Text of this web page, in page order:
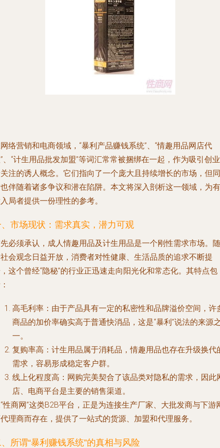
络营销和电商领域，“暴利产品赚钱系统”、“情趣用品网店代
、“计生用品批发加盟”等词汇常常被捆绑在一起，作为吸引创业
注的诱人概念。它们指向了一个庞大且持续增长的市场，但同
伴随着诸多争议和潜在陷阱。本文将深入剖析这一领域，为有
局者提供一份理性的参考。
市场现状：需求真实，潜力可观
必须承认，成人情趣用品及计生用品是一个刚性需求市场。随
会观念日益开放，消费者对性健康、生活品质的追求不断提
这个曾经“隐秘”的行业正迅速走向阳光化和常态化。其特点包
高毛利率 ：由于产品具有一定的私密性和品牌溢价空间，许
商品的加价率确实高于普通快消品，这是“暴利”说法的来源
一。
复购率高 ：计生用品属于消耗品，情趣用品也存在升级换代
需求，容易形成稳定客户群。
线上化程度高 ：网购完美契合了该品类对隐私的需求，因此
店、电商平台是主要的销售渠道。
性商网”这类B2B平台，正是为连接生产厂家、大批发商与下游
理商而存在，提供了一站式的货源、加盟和代理服务。
所谓“暴利赚钱系统”的真相与风险